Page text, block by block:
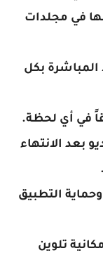
في مجلدات
بكل
في أي لحظة.
بعد الانتهاء
التطبيق
تلوين